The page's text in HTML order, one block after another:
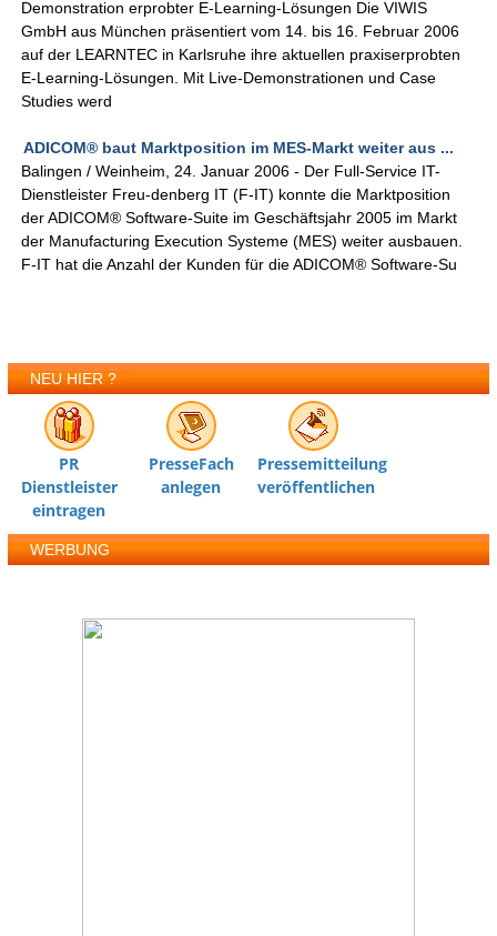
Demonstration erprobter E-Learning-Lösungen Die VIWIS
GmbH aus München präsentiert vom 14. bis 16. Februar 2006
auf der LEARNTEC in Karlsruhe ihre aktuellen praxiserprobten
E-Learning-Lösungen. Mit Live-Demonstrationen und Case
Studies werd
ADICOM® baut Marktposition im MES-Markt weiter aus ...
Balingen / Weinheim, 24. Januar 2006 - Der Full-Service IT-
Dienstleister Freu-denberg IT (F-IT) konnte die Marktposition
der ADICOM® Software-Suite im Geschäftsjahr 2005 im Markt
der Manufacturing Execution Systeme (MES) weiter ausbauen.
F-IT hat die Anzahl der Kunden für die ADICOM® Software-Su
NEU HIER ?
PR
Dienstleister
eintragen
PresseFach
anlegen
Pressemitteilung
veröffentlichen
WERBUNG